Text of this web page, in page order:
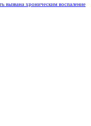
вызвана хроническим воспаление